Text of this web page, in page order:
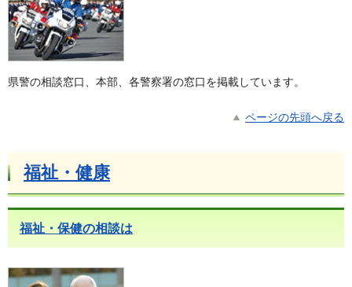
県警の相談窓口、本部、各警察署の窓口を掲載しています。
ページの先頭へ戻る
福祉・健康
福祉・保健の相談は